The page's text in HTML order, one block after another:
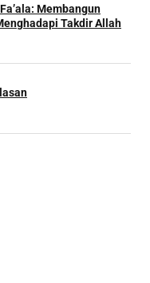
Membangun
Takdir Allah